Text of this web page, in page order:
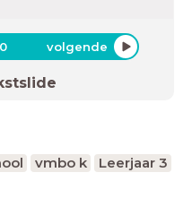
volgende
vmbo k Leerjaar 3